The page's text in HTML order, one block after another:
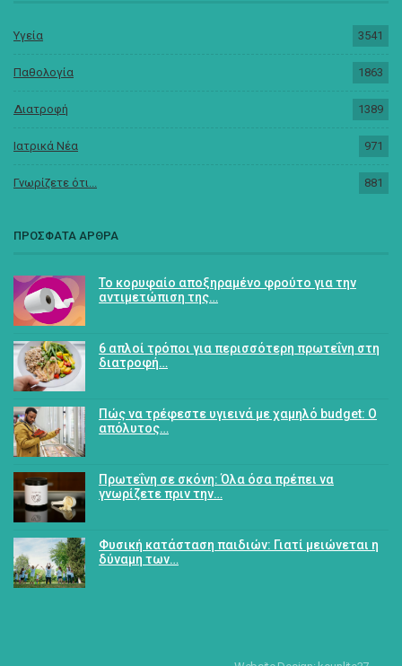
Υγεία 3541
Παθολογία 1863
Διατροφή 1389
Ιατρικά Νέα 971
Γνωρίζετε ότι... 881
ΠΡΟΣΦΑΤΑ ΑΡΘΡΑ
Το κορυφαίο αποξηραμένο φρούτο για την
αντιμετώπιση της…
6 απλοί τρόποι για περισσότερη πρωτεΐνη στη
διατροφή…
Πώς να τρέφεστε υγιεινά με χαμηλό budget: Ο
απόλυτος…
Πρωτεΐνη σε σκόνη: Όλα όσα πρέπει να
γνωρίζετε πριν την…
Φυσική κατάσταση παιδιών: Γιατί μειώνεται η
δύναμη των…